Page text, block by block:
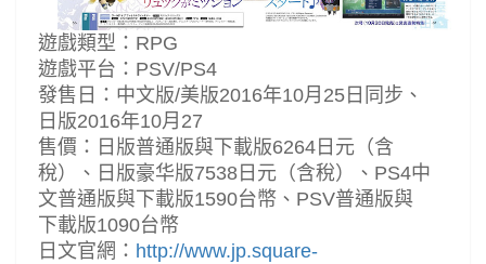
遊戲類型：RPG
遊戲平台：PSV/PS4
發售日：中文版/美版2016年10月25日同步、
日版2016年10月27
售價：日版普通版與下載版6264日元（含
稅）、日版豪华版7538日元（含稅）、PS4中
文普通版與下載版1590台幣、PSV普通版與
下載版1090台幣
日文官網： http://www.jp.square-